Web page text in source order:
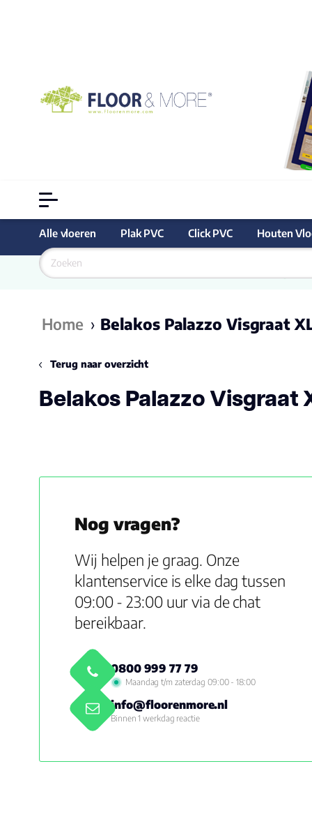
Alle vloeren Plak PVC Click PVC Houten
Home › Belakos Palazzo Visgraat
Terug naar overzicht
Belakos Palazzo Visgraat
Nog vragen?
Wij helpen je graag. Onze
klantenservice is elke dag tussen
09:00 - 23:00 uur via de chat
bereikbaar.
0800 999 77 79
Maandag t/m zaterdag 09:00 - 18:00
info@floorenmore.nl
Binnen 1 werkdag reactie